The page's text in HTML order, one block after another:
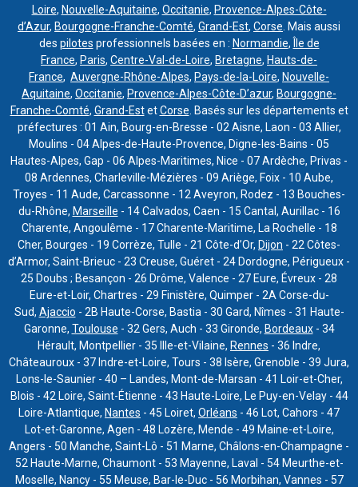
Loire, Nouvelle-Aquitaine, Occitanie, Provence-Alpes-Côte-
d’Azur, Bourgogne-Franche-Comté, Grand-Est, Corse . Mais aussi
des pilotes professionnels basées en : Normandie,
Île de
France, Paris, Centre-Val-de-Loire, Bretagne, Hauts-de-
France, Auvergne-Rhône-Alpes, Pays-de-la-Loire, Nouvelle-
Aquitaine, Occitanie, Provence-Alpes-Côte-D’azur, Bourgogne-
Franche-Comté, Grand-EstetCorse . Basés sur les départements et
préfectures : 01 Ain, Bourg-en-Bresse - 02 Aisne, Laon - 03 Allier,
Moulins - 04 Alpes-de-Haute-Provence, Digne-les-Bains - 05
Hautes-Alpes, Gap - 06 Alpes-Maritimes, Nice - 07 Ardèche, Privas -
08 Ardennes, Charleville-Mézières - 09 Ariège, Foix - 10 Aube,
Troyes - 11 Aude, Carcassonne - 12 Aveyron, Rodez - 13 Bouches-
du-Rhône, Marseille - 14 Calvados, Caen - 15 Cantal, Aurillac - 16
Charente, Angoulême - 17 Charente-Maritime, La Rochelle - 18
Cher, Bourges - 19 Corrèze, Tulle - 21 Côte-d’Or, Dijon - 22 Côtes-
d’Armor, Saint-Brieuc - 23 Creuse, Guéret - 24 Dordogne, Périgueux -
25 Doubs ; Besançon - 26 Drôme, Valence - 27 Eure, Évreux - 28
Eure-et-Loir, Chartres - 29 Finistère, Quimper - 2A Corse-du-
Sud, Ajaccio - 2B Haute-Corse, Bastia - 30 Gard, Nîmes - 31 Haute-
Garonne, Toulouse - 32 Gers, Auch - 33 Gironde, Bordeaux- 34
Hérault, Montpellier - 35 Ille-et-Vilaine, Rennes - 36 Indre,
Châteauroux - 37 Indre-et-Loire, Tours - 38 Isère, Grenoble - 39 Jura,
Lons-le-Saunier - 40 – Landes, Mont-de-Marsan - 41 Loir-et-Cher,
Blois - 42 Loire, Saint-Étienne - 43 Haute-Loire, Le Puy-en-Velay - 44
Loire-Atlantique, Nantes - 45 Loiret, Orléans - 46 Lot, Cahors - 47
Lot-et-Garonne, Agen - 48 Lozère, Mende - 49 Maine-et-Loire,
Angers - 50 Manche, Saint-Lô - 51 Marne, Châlons-en-Champagne -
52 Haute-Marne, Chaumont - 53 Mayenne, Laval - 54 Meurthe-et-
Moselle, Nancy - 55 Meuse, Bar-le-Duc - 56 Morbihan, Vannes - 57